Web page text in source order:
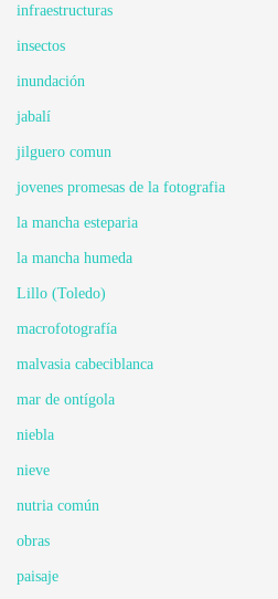
infraestructuras
insectos
inundación
jabalí
jilguero comun
jovenes promesas de la fotografia
la mancha esteparia
la mancha humeda
Lillo (Toledo)
macrofotografía
malvasia cabeciblanca
mar de ontígola
niebla
nieve
nutria común
obras
paisaje